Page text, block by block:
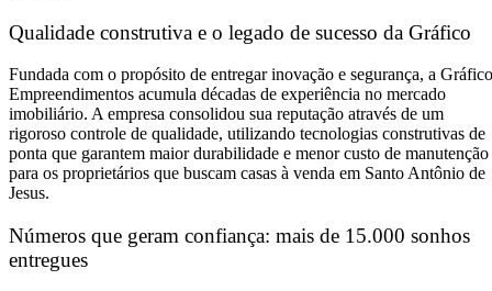
Qualidade construtiva e o legado de sucesso da Gráfico
Fundada com o propósito de entregar inovação e segurança, a Gráfico
Empreendimentos acumula décadas de experiência no mercado
imobiliário. A empresa consolidou sua reputação através de um
rigoroso controle de qualidade, utilizando tecnologias construtivas de
ponta que garantem maior durabilidade e menor custo de manutenção
para os proprietários que buscam casas à venda em Santo Antônio de
Jesus.
Números que geram confiança: mais de 15.000 sonhos
entregues